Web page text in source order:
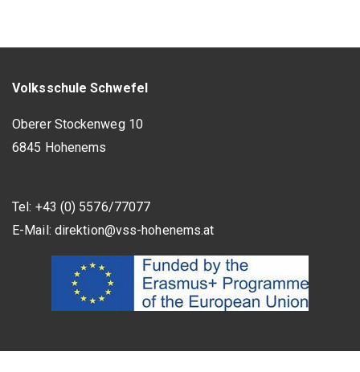
Volksschule Schwefel
Oberer Stockenweg 10
6845 Hohenems
Tel: +43 (0) 5576/77077
E-Mail: direktion@vss-hohenems.at